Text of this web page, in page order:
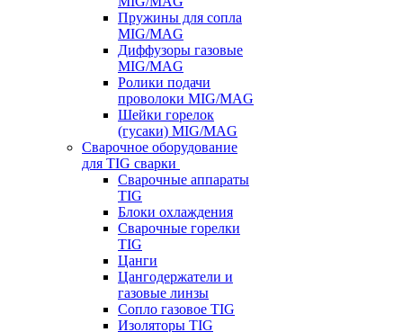
Пружины для сопла
MIG/MAG
Диффузоры газовые
MIG/MAG
Ролики подачи
проволоки MIG/MAG
Шейки горелок
(гусаки) MIG/MAG
Сварочное оборудование
для TIG сварки
Сварочные аппараты
TIG
Блоки охлаждения
Сварочные горелки
TIG
Цанги
Цангодержатели и
газовые линзы
Сопло газовое TIG
Изоляторы TIG